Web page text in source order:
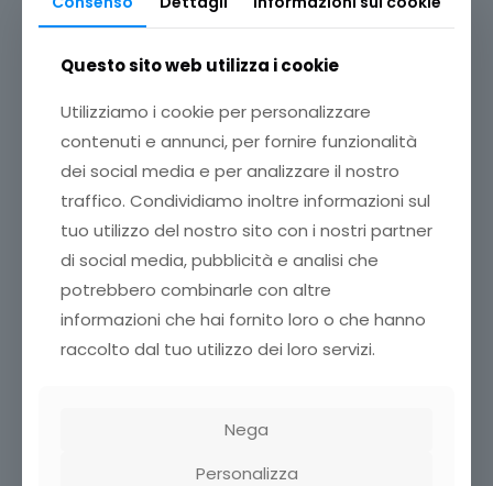
Questo sito web utilizza i cookie
Utilizziamo i cookie per personalizzare
contenuti e annunci, per fornire funzionalità
dei social media e per analizzare il nostro
traffico. Condividiamo inoltre informazioni sul
tuo utilizzo del nostro sito con i nostri partner
di social media, pubblicità e analisi che
potrebbero combinarle con altre
informazioni che hai fornito loro o che hanno
raccolto dal tuo utilizzo dei loro servizi.
Nega
Personalizza